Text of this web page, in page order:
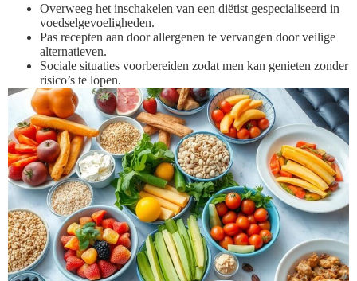
Overweeg het inschakelen van een diëtist gespecialiseerd in
voedselgevoeligheden.
Pas recepten aan door allergenen te vervangen door veilige
alternatieven.
Sociale situaties voorbereiden zodat men kan genieten zonder
risico’s te lopen.